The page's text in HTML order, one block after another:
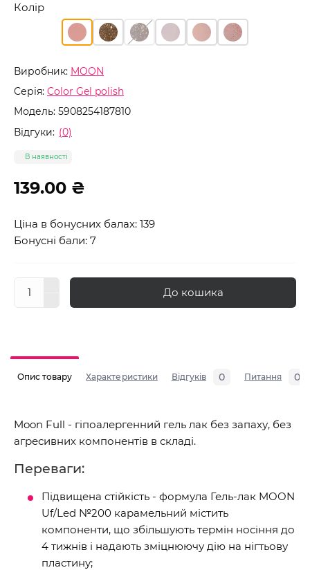
Виробник: MOON
Серія: Color Gel polish
Модель: 5908254187810
Відгуки: (0)
В наявності
Колір
139.00 ₴
Ціна в бонусних балах: 139
Бонусні бали: 7
До кошика
Опис товару Характеристики Відгуків 0 Питання 0
Moon Full - гіпоалергенний гель лак без запаху, без
агресивних компонентів в складі.
Переваги:
Підвищена стійкість - формула Гель-лак MOON
Uf/Led №200 карамельний містить
компоненти, що збільшують термін носіння до
4 тижнів і надають зміцнюючу дію на нігтьову
пластину;